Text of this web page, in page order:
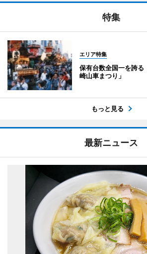
特集
エリア特集
保有台数全国一を誇る
崎山車まつり」
もっと見る
最新ニュース